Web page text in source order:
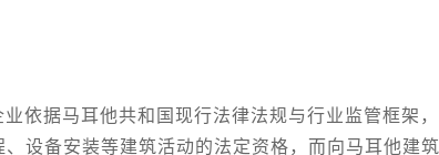
据马耳他共和国现行法律法规与行业监管框架，
设备安装等建筑活动的法定资格，而向马耳他建筑